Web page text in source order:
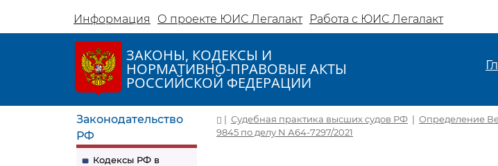
Информация О проекте ЮИС Легалакт Работа с ЮИС Легалакт
ЗАКОНЫ, КОДЕКСЫ И
НОРМАТИВНО-ПРАВОВЫЕ АКТЫ
РОССИЙСКОЙ ФЕДЕРАЦИИ
Законодательство
РФ
Кодексы РФ в
| Судебная практика высших судов РФ | Определение
9845 по делу N А64-7297/2021